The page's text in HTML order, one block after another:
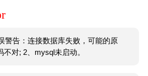
警告：连接数据库失败，可能的原
不对; 2、mysql未启动。